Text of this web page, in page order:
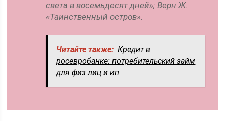
света в восемьдесят дней»; Верн Ж.
«Таинственный остров».
Читайте также: Кредит в
росевробанке: потребительский займ
для физ лиц и ип